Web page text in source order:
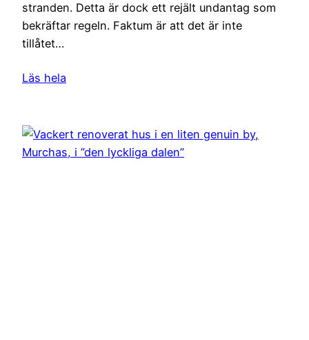
stranden. Detta är dock ett rejält undantag som
bekräftar regeln. Faktum är att det är inte
tillåtet…
Läs hela